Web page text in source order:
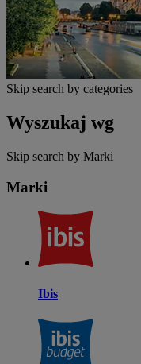
Skip search by categories
Wyszukaj wg
Skip search by Marki
Marki
Ibis